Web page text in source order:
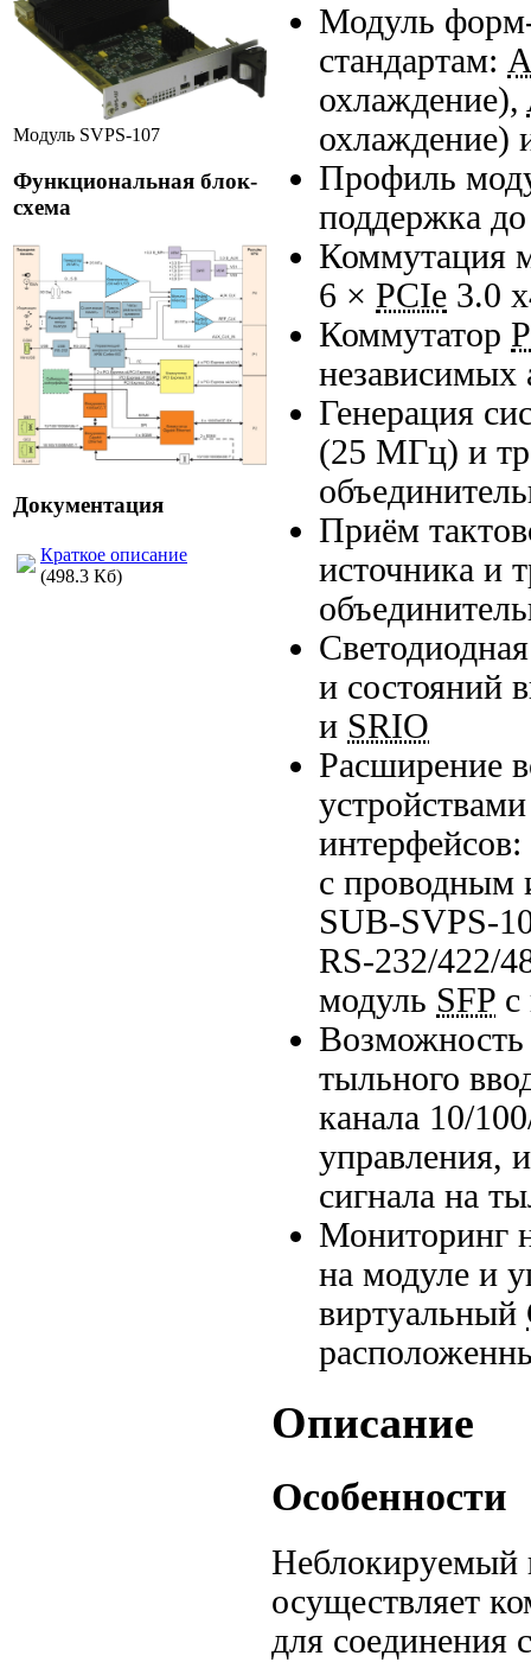
Модуль SVPS-107
Функциональная блок-
схема
Документация
Краткое описание
(498.3 Кб)
Модуль
стандартам:
охлаждение),
охлаждение)
Профиль
поддержка
Коммутация
6 × PCIe 3.0
Коммутатор
Генерация
(25 МГц) и
Приём
источника и
и состояний
и SRIO
Расширение
интерфейсов:
с проводным
SUB-SVPS-
RS-232/422/
модуль SFP с
Возможность
тыльного
канала 10/
управления,
сигнала на
Мониторинг
на модуле и
виртуальный
Описание
Особенности
Неблокируемый
осуществляет
для соединения